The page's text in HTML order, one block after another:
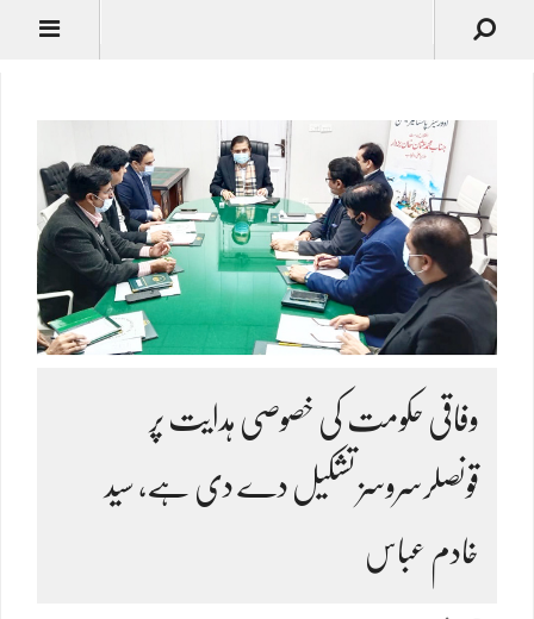
وفاقی حکومت کی خصوصی ہدایت پر
قونصلرسروسز تشکیل دے دی ہے، سید
خادم عباس